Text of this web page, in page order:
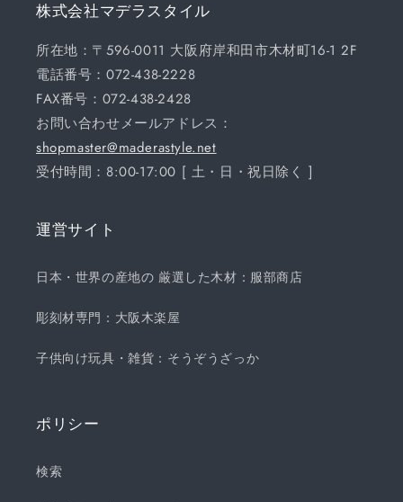
株式会社マデラスタイル
所在地：〒596-0011 大阪府岸和田市木材町16-1 2F
電話番号：072-438-2228
FAX番号：072-438-2428
お問い合わせメールアドレス：
shopmaster@maderastyle.net
受付時間：8:00-17:00 [ 土・日・祝日除く ]
運営サイト
日本・世界の産地の 厳選した木材：服部商店
彫刻材専門：大阪木楽屋
子供向け玩具・雑貨：そうぞうざっか
ポリシー
検索